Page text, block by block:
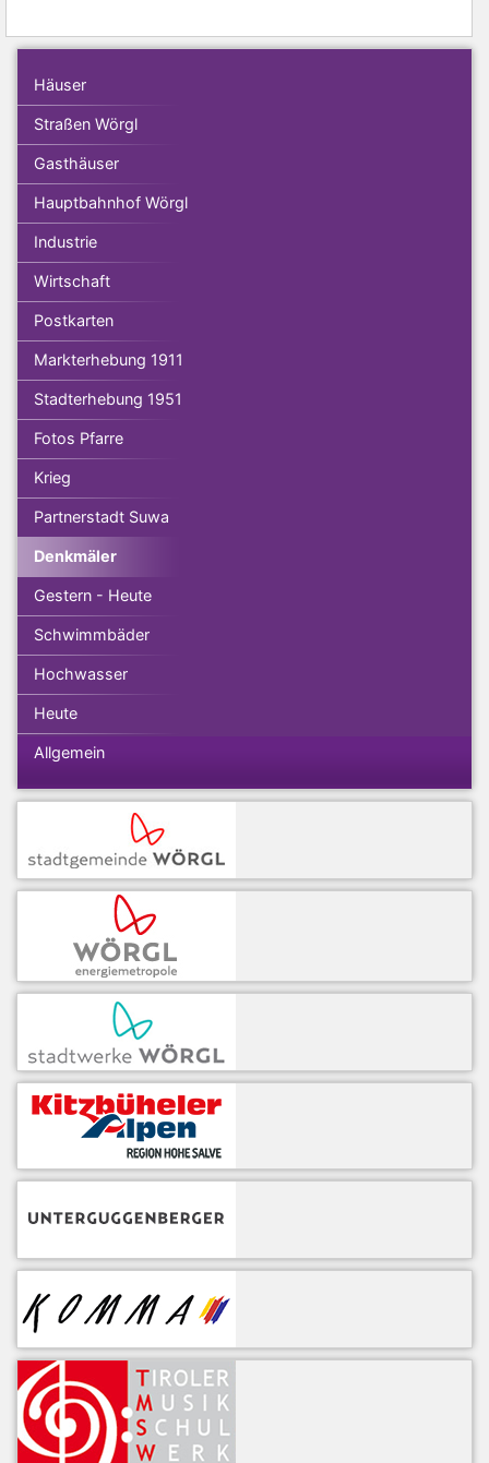
Häuser
Straßen Wörgl
Gasthäuser
Hauptbahnhof Wörgl
Industrie
Wirtschaft
Postkarten
Markterhebung 1911
Stadterhebung 1951
Fotos Pfarre
Krieg
Partnerstadt Suwa
Denkmäler
Gestern - Heute
Schwimmbäder
Hochwasser
Heute
Allgemein